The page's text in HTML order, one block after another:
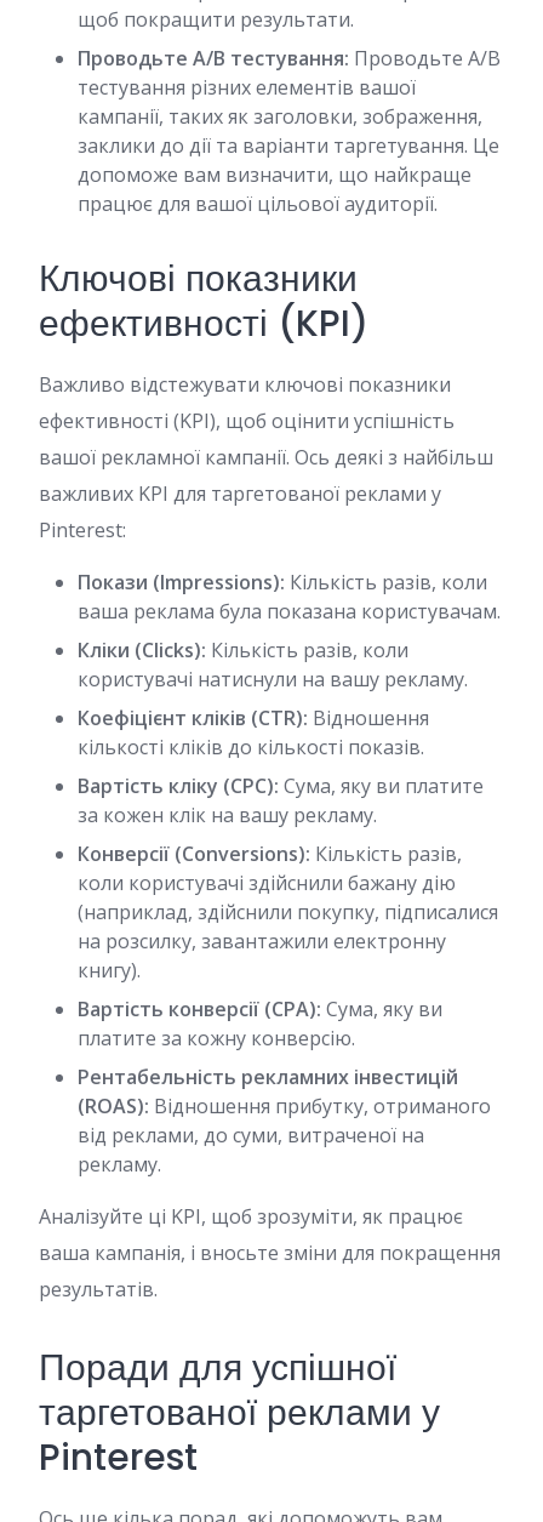
щоб покращити результати.
Проводьте A/B тестування: Проводьте A/B
тестування різних елементів вашої
кампанії, таких як заголовки, зображення,
заклики до дії та варіанти таргетування. Це
допоможе вам визначити, що найкраще
працює для вашої цільової аудиторії.
Ключові показники
ефективності (KPI)
Важливо відстежувати ключові показники
ефективності (KPI), щоб оцінити успішність
вашої рекламної кампанії. Ось деякі з найбільш
важливих KPI для таргетованої реклами у
Pinterest:
Покази (Impressions): Кількість разів, коли
ваша реклама була показана користувачам.
Кліки (Clicks): Кількість разів, коли
користувачі натиснули на вашу рекламу.
Коефіцієнт кліків (CTR): Відношення
кількості кліків до кількості показів.
Вартість кліку (CPC): Сума, яку ви платите
за кожен клік на вашу рекламу.
Конверсії (Conversions): Кількість разів,
коли користувачі здійснили бажану дію
(наприклад, здійснили покупку, підписалися
на розсилку, завантажили електронну
книгу).
Вартість конверсії (CPA): Сума, яку ви
платите за кожну конверсію.
Рентабельність рекламних інвестицій
(ROAS): Відношення прибутку, отриманого
від реклами, до суми, витраченої на
рекламу.
Аналізуйте ці KPI, щоб зрозуміти, як працює
ваша кампанія, і вносьте зміни для покращення
результатів.
Поради для успішної
таргетованої реклами у
Pinterest